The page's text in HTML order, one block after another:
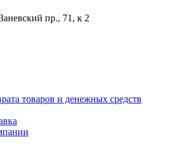
пр., 71, к 2
товаров и денежных средств